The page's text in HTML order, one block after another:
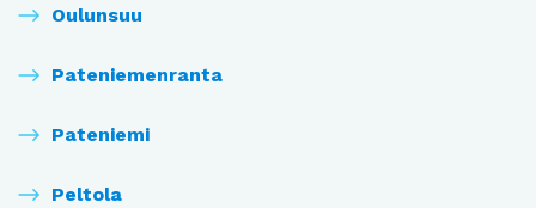
Oulunsuu
Pateniemenranta
Pateniemi
Peltola